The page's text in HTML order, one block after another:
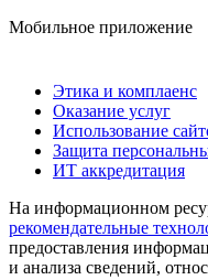
Мобильное приложение
Этика и комплаенс
Оказание услуг
Использование
Защита
ИТ аккредитация
На информационном
рекомендательные
предоставления
и анализа сведений,